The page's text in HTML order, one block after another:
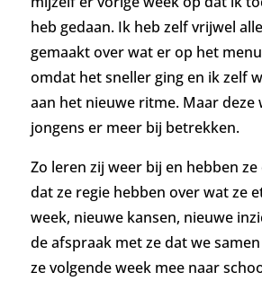
heb gedaan. Ik heb zelf vrijwel alle
gemaakt over wat er op het
omdat het sneller ging en ik zelf
aan het nieuwe ritme. Maar deze
jongens er meer bij betrekken.
Zo leren zij weer bij en hebben
dat ze regie hebben over wat ze
week, nieuwe kansen, nieuwe
de afspraak met ze dat we
ze volgende week mee naar